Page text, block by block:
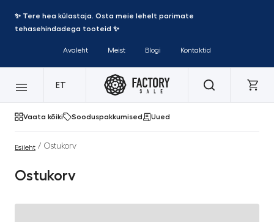
✨ Tere hea külastaja. Osta meie lehelt parimate
tehasehindadega tooteid ✨
Avaleht Meist Blogi Kontaktid
ET
Vaata kõiki Sooduspakkumised Uued
Esileht / Ostukorv
Ostukorv